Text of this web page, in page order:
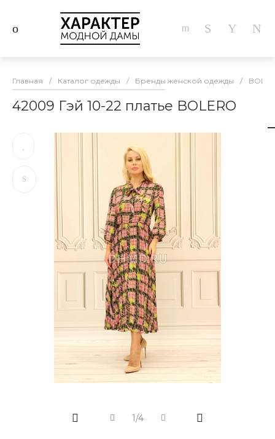
Главная / Каталог одежды / Бренды женской одежды /
42009 Гэй 10-22 платье BOLERO
1/4